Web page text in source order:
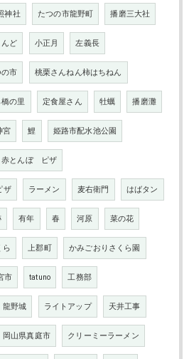
神社 たつの市龍野町 播磨三大社
んど 小正月 左義長
市 桃栗さんねん柿はちねん
の里 定食屋さん 牡蠣 播磨灘
宮 鯉 姫路市配水池公園
とんぼ ピザ
ザ ラーメン 麦右衛門 はばタン
有年 春 河原 菜の花
ら 上郡町 かみごおりさくら園
市 tatuno 工務部
龍野城 ライトアップ 天井工事
岡山県真庭市 クリーミーラーメン